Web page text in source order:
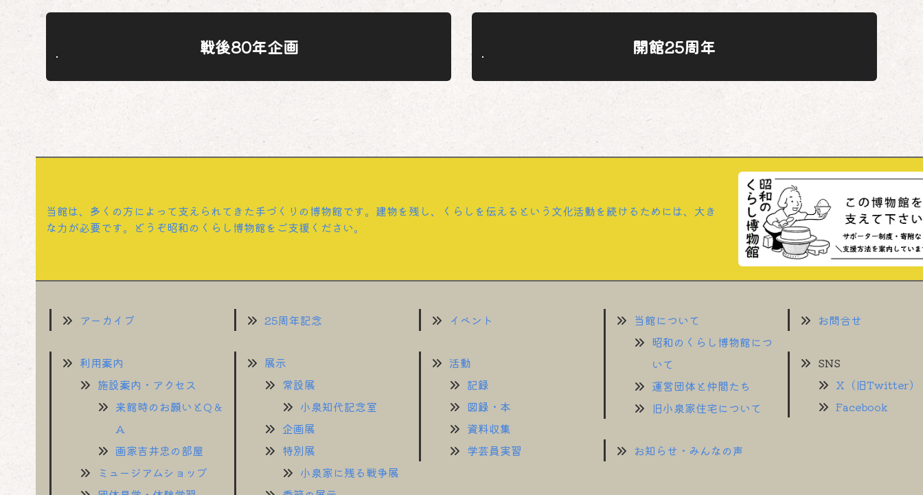
戦後80年企画 開館25周年
当館は、多くの方によって支えられてきた手づくりの博物館です。建物を残し、くらしを伝えるという文化活動を続けるためには、大き
な力が必要です。どうぞ昭和のくらし博物館をご支援ください。
アーカイブ
利用案内
施設案内・アクセス
来館時のお願いとQ＆
A
画家吉井忠の部屋
ミュージアムショップ
25周年記念
展示
常設展
小泉知代記念室
企画展
特別展
小泉家に残る戦争展
イベント
活動
記録
図録・本
資料収集
学芸員実習
当館について
昭和のくらし博物館につ
いて
運営団体と仲間たち
旧小泉家住宅について
お知らせ・みんなの声
お問合せ
SNS
X（旧Twitter）
Facebook